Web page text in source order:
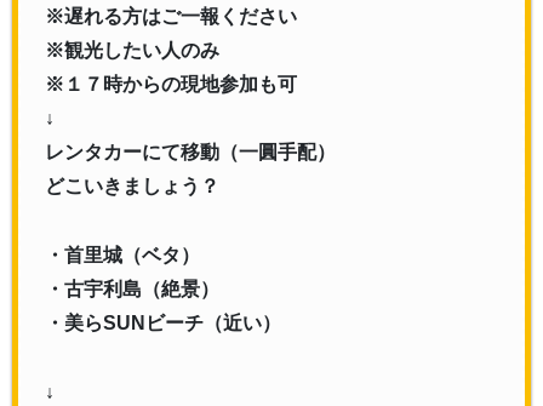
※遅れる方はご一報ください
※観光したい人のみ
※１７時からの現地参加も可
↓
レンタカーにて移動（一圓手配）
どこいきましょう？
・首里城（ベタ）
・古宇利島（絶景）
・美らSUNビーチ（近い）
↓